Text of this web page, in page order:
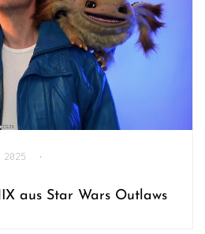
•
aus Star Wars Outlaws